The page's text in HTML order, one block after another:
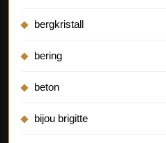
bergkristall
bering
beton
bijou brigitte